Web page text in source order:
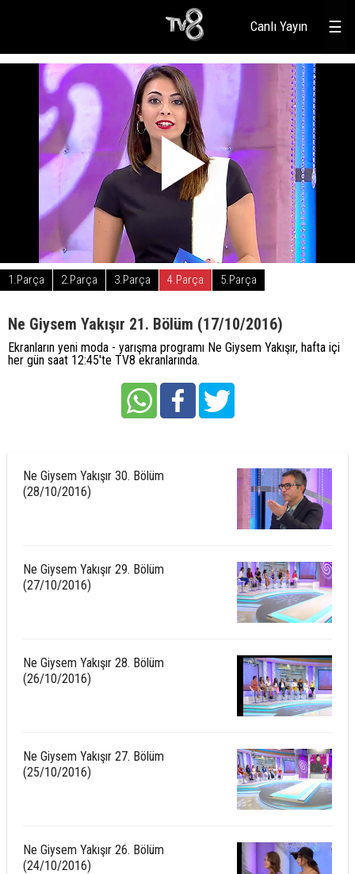
☰
Canlı Yayın
1.Parça 2.Parça 3.Parça 4.Parça 5.Parça
Ne Giysem Yakışır 21. Bölüm (17/10/2016)
Ekranların yeni moda - yarışma programı Ne Giysem Yakışır, hafta içi
her gün saat 12:45'te TV8 ekranlarında.
Ne Giysem Yakışır 30. Bölüm
(28/10/2016)
Ne Giysem Yakışır 29. Bölüm
(27/10/2016)
Ne Giysem Yakışır 28. Bölüm
(26/10/2016)
Ne Giysem Yakışır 27. Bölüm
(25/10/2016)
Ne Giysem Yakışır 26. Bölüm
(24/10/2016)